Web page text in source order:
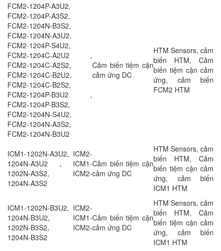
FCM2-1204P-A3U2,
FCM2-1204P-A3S2,
FCM2-1204N-B3S2,
FCM2-1204N-A3U2,
FCM2-1204P-S4U2,
FCM2-1204C-A2U2 ,
FCM2-1204C-A2S2,
FCM2-1204C-B2U2,
FCM2-1204C-B2S2,
FCM2-1204P-B3U2 ,
FCM2-1204P-B3S2,
FCM2-1204N-S4U2,
FCM2-1204N-A3S2,
FCM2-1204N-B3U2
Cảm biến tiệm cận
cảm ứng DC
HTM Sensors, cảm
biến HTM, Cảm
biến tiệm cận cảm
ứng, cảm biến
FCM2 HTM
ICM1-1202N-A3U2, ICM2-
1204N-A3U2 , ICM1-
1202N-A3S2, ICM2-
1204N-A3S2
Cảm biến tiệm cận
cảm ứng DC
HTM Sensors, cảm
biến HTM, Cảm
biến tiệm cận cảm
ứng, cảm biến
ICM1 HTM
ICM1-1202N-B3U2, ICM2-
1204N-B3U2, ICM1-
1202N-B3S2, ICM2-
1204N-B3S2
Cảm biến tiệm cận
cảm ứng DC
HTM Sensors, cảm
biến HTM, Cảm
biến tiệm cận cảm
ứng, cảm biến
ICM1 HTM